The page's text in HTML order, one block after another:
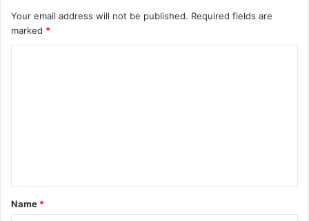
Your email address will not be published. Required fields are
marked *
*
Name *